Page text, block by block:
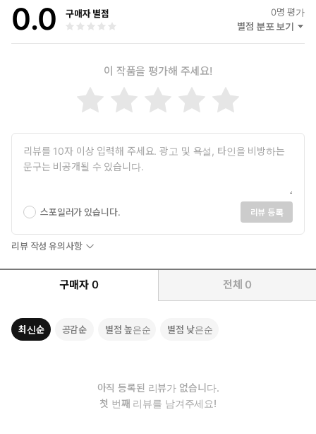
0.0 구매자 별점 0명 평가
별점 분포 보기
이 작품을 평가해 주세요!
스포일러가 있습니다. 리뷰 등록
리뷰 작성 유의사항
구매자 0 전체 0
최신순 공감순 별점 높은순 별점 낮은순
아직 등록된 리뷰가 없습니다.
첫 번째 리뷰를 남겨주세요!